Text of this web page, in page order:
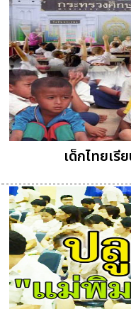
เด็กไทยเรี